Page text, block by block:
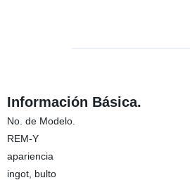
Información Básica.
No. de Modelo.
REM-Y
apariencia
ingot, bulto